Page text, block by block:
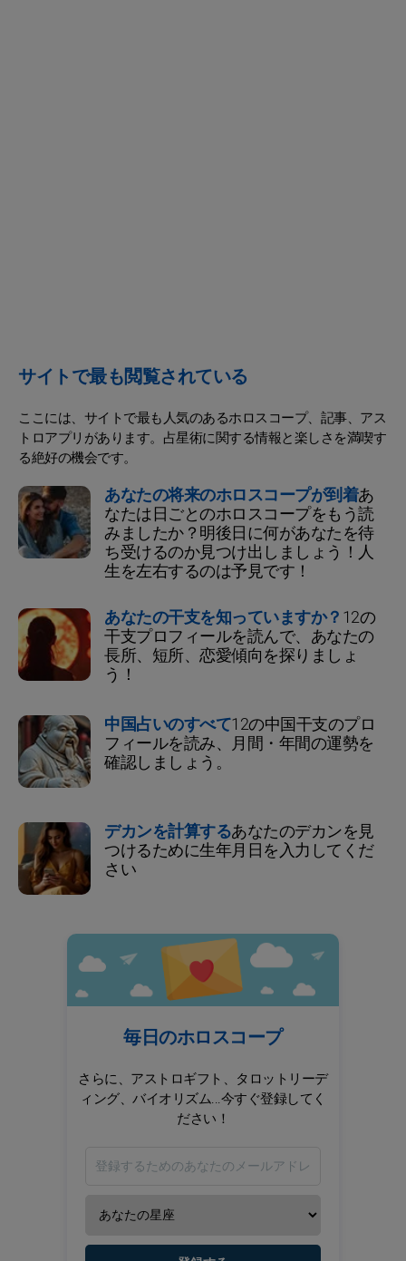
サイトで最も閲覧されている
ここには、サイトで最も人気のあるホロスコープ、記事、アス
トロアプリがあります。占星術に関する情報と楽しさを満喫す
る絶好の機会です。
あなたの将来のホロスコープが到着あ
なたは日ごとのホロスコープをもう読
みましたか？明後日に何があなたを待
ち受けるのか見つけ出しましょう！人
生を左右するのは予見です！
あなたの干支を知っていますか？12の
干支プロフィールを読んで、あなたの
長所、短所、恋愛傾向を探りましょ
う！
中国占いのすべて12の中国干支のプロ
フィールを読み、月間・年間の運勢を
確認しましょう。
デカンを計算するあなたのデカンを見
つけるために生年月日を入力してくだ
さい
毎日のホロスコープ
さらに、アストロギフト、タロットリーデ
ィング、バイオリズム...今すぐ登録してく
ださい！